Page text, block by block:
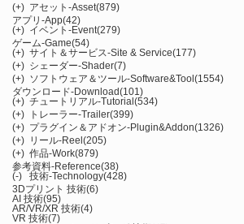
(+) アセット-Asset(879)
アプリ-App(42)
(+) イベント-Event(279)
ゲーム-Game(54)
(+) サイト＆サービス-Site & Service(177)
(+) シェーダー-Shader(7)
(+) ソフトウェア＆ツール-Software&Tool(1554)
ダウンロード-Download(101)
(+) チュートリアル-Tutorial(534)
(+)
トレーラー-Trailer(399)
(+) プラグイン＆アドオン-Plugin&Addon(1326)
(+) リール-Reel(205)
(+) 作品-Work(879)
参考資料-Reference(38)
(-)
技術-Technology(428)
3Dプリント 技術(6)
AI 技術(95)
AR/VR/XR 技術(4)
VR 技術(7)